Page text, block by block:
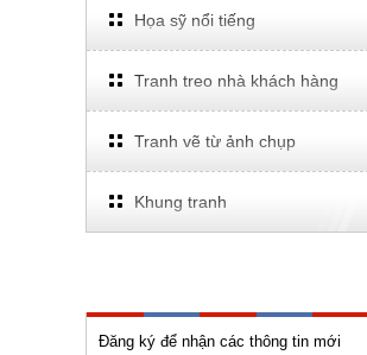
Họa sỹ nổi tiếng
Tranh treo nhà khách hàng
Tranh vẽ từ ảnh chụp
Khung tranh
Đăng ký để nhận các thông tin mới